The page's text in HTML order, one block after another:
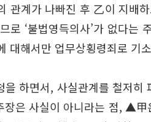
관계가 나빠진 후 乙이 지배
로 ‘불법영득의사’가 없다
대해서만 업무상횡령죄로 기
을 하면서, 사실관계를 철저
은 사실이 아니라는 점, ▲